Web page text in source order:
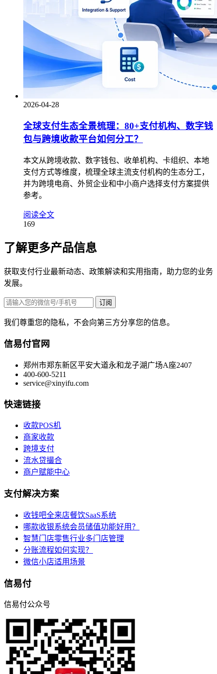
2026-04-28
全球支付生态全景梳理：80+支付机构、数字钱
包与跨境收款平台如何分工？
本文从跨境收款、数字钱包、收单机构、卡组织、本地
支付方式等维度，梳理全球主流支付机构的生态分工，
并为跨境电商、外贸企业和中小商户选择支付方案提供
参考。
阅读全文
169
了解更多产品信息
获取支付行业最新动态、政策解读和实用指南，助力您的业务
发展。
订阅
我们尊重您的隐私，不会向第三方分享您的信息。
信易付官网
郑州市郑东新区平安大道永和龙子湖广场A座2407
400-600-5211
service@xinyifu.com
快速链接
收款POS机
商家收款
跨境支付
流水贷撮合
商户赋能中心
支付解决方案
收钱吧全来店餐饮SaaS系统
哪款收银系统会员储值功能好用？
智慧门店零售行业多门店管理
分账流程如何实现？
微信小店适用场景
信易付
信易付公众号